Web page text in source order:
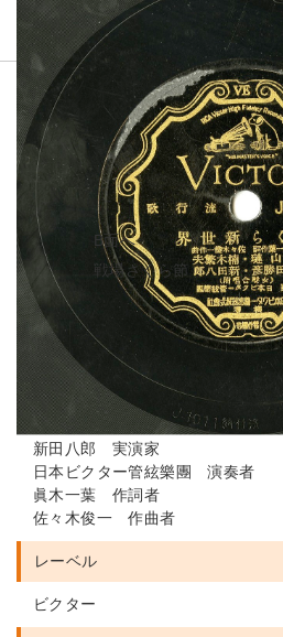
SPレコード
サクラシンセカイ
資料番号：SPH1291000902A
さくら新世界
A面
B面へ
戦場さくら節
人名・団体名
德山璉 実演家
楠木繁夫 実演家
灰田勝彦 実演家
新田八郎 実演家
日本ビクター管絃樂團 演奏者
眞木一葉 作詞者
佐々木俊一 作曲者
レーベル
ビクター